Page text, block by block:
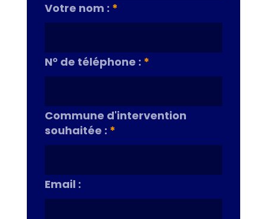
Votre nom : *
N° de téléphone : *
Commune d'intervention
souhaitée : *
Email :